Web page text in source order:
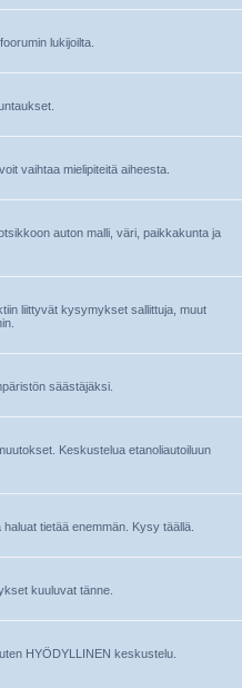
lukijoilta.
vaihtaa mielipiteitä aiheesta.
auton malli, väri, paikkakunta ja
liittyvät kysymykset sallittuja, muut
säästäjäksi.
Keskustelua etanoliautoiluun
tietää enemmän. Kysy täällä.
kuuluvat tänne.
HYÖDYLLINEN keskustelu.